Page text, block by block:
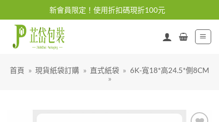
content
新會員限定！使用折扣碼現折100元
首頁 » 現貨紙袋訂購 » 直式紙袋 » 6K-寬18*高24.5*側8CM
»